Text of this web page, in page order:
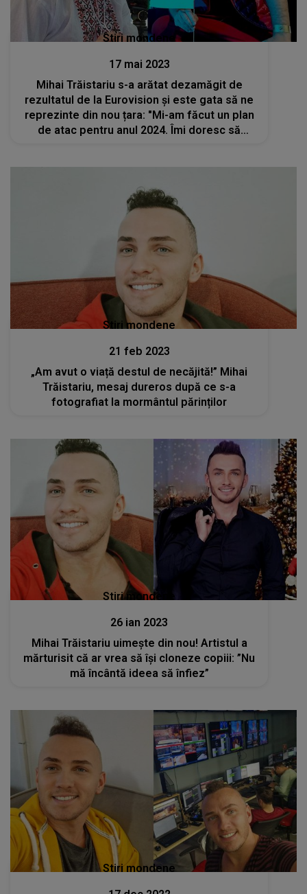
Stiri mondene
17 mai 2023
Mihai Trăistariu s-a arătat dezamăgit de
rezultatul de la Eurovision și este gata să ne
reprezinte din nou țara: "Mi-am făcut un plan
de atac pentru anul 2024. Îmi doresc să
Stiri mondene
21 feb 2023
„Am avut o viață destul de necăjită!” Mihai
Trăistariu, mesaj dureros după ce s-a
fotografiat la mormântul părinților
Stiri mondene
26 ian 2023
Mihai Trăistariu uimește din nou! Artistul a
mărturisit că ar vrea să își cloneze copiii: ”Nu
mă încântă ideea să înfiez”
Stiri mondene